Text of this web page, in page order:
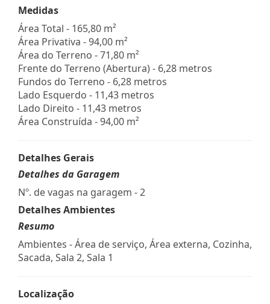
Medidas
Área Total - 165,80 m²
Área Privativa - 94,00 m²
Área do Terreno - 71,80 m²
Frente do Terreno (Abertura) - 6,28 metros
Fundos do Terreno - 6,28 metros
Lado Esquerdo - 11,43 metros
Lado Direito - 11,43 metros
Área Construída - 94,00 m²
Detalhes Gerais
Detalhes da Garagem
Nº. de vagas na garagem - 2
Detalhes Ambientes
Resumo
Ambientes - Área de serviço, Área externa, Cozinha,
Sacada, Sala 2, Sala 1
Localização